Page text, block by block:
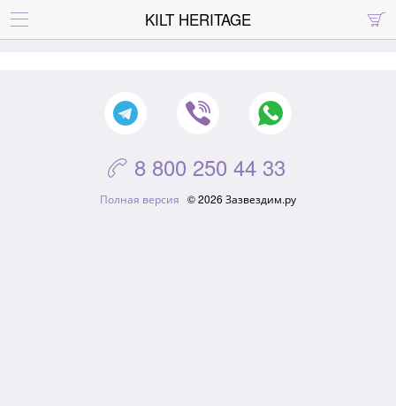
 
KILT HERITAGE
 8 800 250 44 33
Полная версия © 2026 Зазвездим.ру